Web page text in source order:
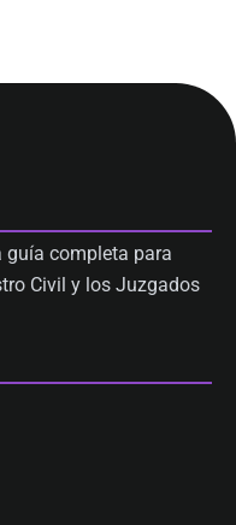
guía completa para
Civil y los Juzgados